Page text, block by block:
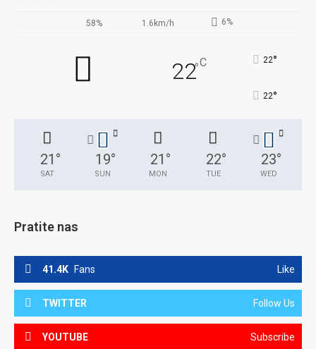
58% 1.6km/h 6%
22°C 22°
22°
21 °
SAT
19°
SUN
21 °
MON
22°
TUE
23°
WED
Pratite nas
41.4K Fans Like
TWITTER Follow Us
YOUTUBE Subscribe